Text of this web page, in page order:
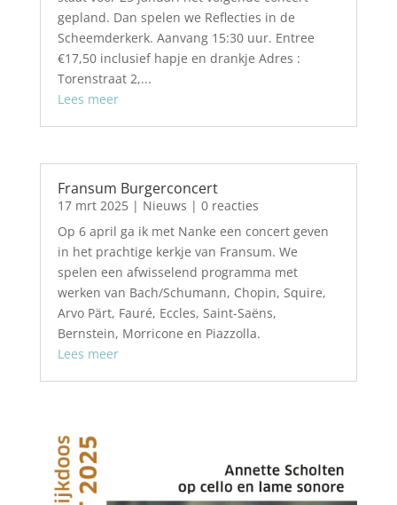
gepland. Dan spelen we Reflecties in de
Scheemderkerk. Aanvang 15:30 uur. Entree
€17,50 inclusief hapje en drankje Adres :
Torenstraat 2,...
Lees meer
Fransum Burgerconcert
17 mrt 2025| Nieuws | 0 reacties
Op 6 april ga ik met Nanke een concert geven
in het prachtige kerkje van Fransum. We
spelen een afwisselend programma met
werken van Bach/Schumann, Chopin, Squire,
Arvo Pärt, Fauré, Eccles, Saint-Saëns,
Bernstein, Morricone en Piazzolla.
Lees meer